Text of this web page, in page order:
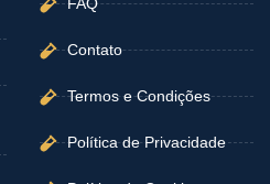
FAQ
Contato
Termos e Condições
Política de Privacidade